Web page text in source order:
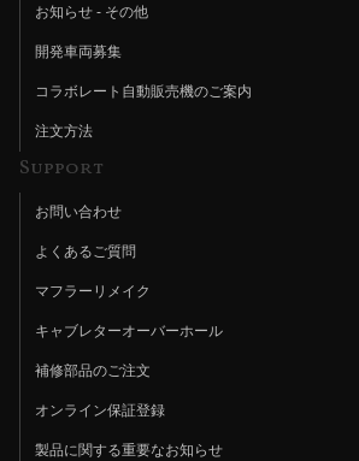
お知らせ - その他
開発車両募集
コラボレート自動販売機のご案内
注文方法
Support
お問い合わせ
よくあるご質問
マフラーリメイク
キャブレターオーバーホール
補修部品のご注文
オンライン保証登録
製品に関する重要なお知らせ